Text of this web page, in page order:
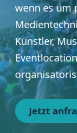
wenn es um
Künstler,
Jetzt